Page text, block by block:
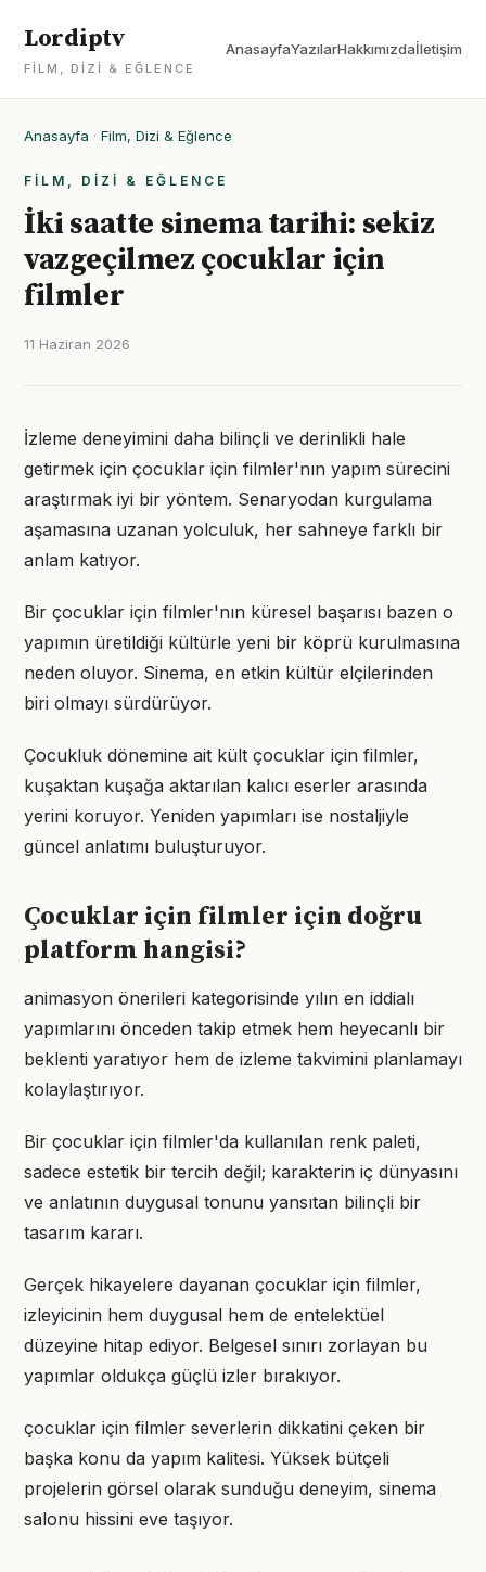
Lordiptv
FILM, DIZI & EĞLENCE
AnasayfaYazılarHakkımızdaİletişim
Anasayfa · Film, Dizi & Eğlence
FILM, DIZI & EĞLENCE
İki saatte sinema tarihi: sekiz
vazgeçilmez çocuklar için
filmler
11 Haziran 2026
İzleme deneyimini daha bilinçli ve derinlikli hale
getirmek için çocuklar için filmler'nın yapım sürecini
araştırmak iyi bir yöntem. Senaryodan kurgulama
aşamasına uzanan yolculuk, her sahneye farklı bir
anlam katıyor.
Bir çocuklar için filmler'nın küresel başarısı bazen o
yapımın üretildiği kültürle yeni bir köprü kurulmasına
neden oluyor. Sinema, en etkin kültür elçilerinden
biri olmayı sürdürüyor.
Çocukluk dönemine ait kült çocuklar için filmler,
kuşaktan kuşağa aktarılan kalıcı eserler arasında
yerini koruyor. Yeniden yapımları ise nostaljiyle
güncel anlatımı buluşturuyor.
Çocuklar için filmler için doğru
platform hangisi?
animasyon önerileri kategorisinde yılın en iddialı
yapımlarını önceden takip etmek hem heyecanlı bir
beklenti yaratıyor hem de izleme takvimini planlamayı
kolaylaştırıyor.
Bir çocuklar için filmler'da kullanılan renk paleti,
sadece estetik bir tercih değil; karakterin iç dünyasını
ve anlatının duygusal tonunu yansıtan bilinçli bir
tasarım kararı.
Gerçek hikayelere dayanan çocuklar için filmler,
izleyicinin hem duygusal hem de entelektüel
düzeyine hitap ediyor. Belgesel sınırı zorlayan bu
yapımlar oldukça güçlü izler bırakıyor.
çocuklar için filmler severlerin dikkatini çeken bir
başka konu da yapım kalitesi. Yüksek bütçeli
projelerin görsel olarak sunduğu deneyim, sinema
salonu hissini eve taşıyor.